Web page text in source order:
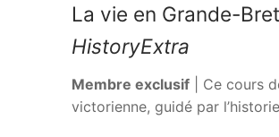
La vie en Grande-
HistoryExtra
Membre exclusif | Ce cours
victorienne, guidé par